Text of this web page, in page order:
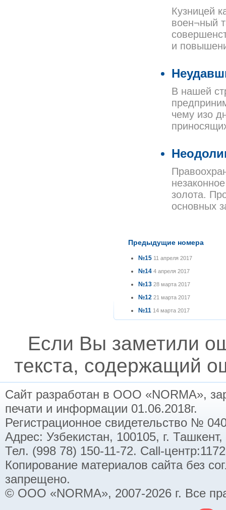
Кузницей
воен¬ный
и
В нашей
чему изо
золота.
основных
Предыдущие номера
№15 11 апреля 2017
№14 4 апреля 2017
№13 28 марта 2017
№12 21 марта 2017
№11 14 марта 2017
Если Вы заметили
текста, содержащий
Сайт разработан в ООО «NORMA»,
печати и информации 01.06.2018г.
Регистрационное свидетельство №
Адрес: Узбекистан, 100105, г.
Тел. (998 78) 150-11-72. Call-
Копирование материалов сайта без
запрещено.
© ООО «NORMA», 2007-2026 г. Все